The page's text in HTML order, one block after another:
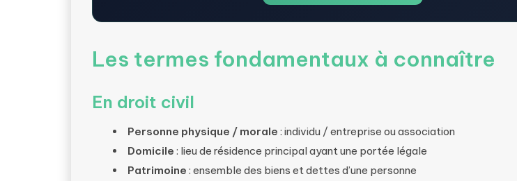
Les termes fondamentaux à connaître
En droit civil
Personne physique / morale : individu / entreprise ou association
Domicile : lieu de résidence principal ayant une portée légale
Patrimoine : ensemble des biens et dettes d’une personne